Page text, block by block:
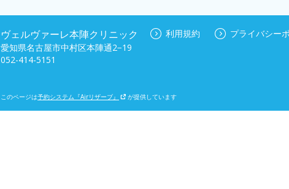
ヴェルヴァーレ本陣クリニック
愛知県名古屋市中村区本陣通2−19
052-414-5151
利用規約 プライバシー
このページは予約システム『Airリザーブ』 が提供しています